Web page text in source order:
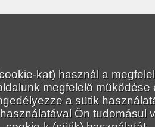
kat) használ a
megfelelő működése
a sütik
Ön tudomásul